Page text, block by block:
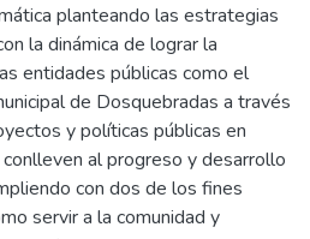
planteando las estrategias
la dinámica de lograr la
entidades públicas como el
de Dosquebradas a través
y políticas públicas en
al progreso y desarrollo
con dos de los fines
servir a la comunidad y